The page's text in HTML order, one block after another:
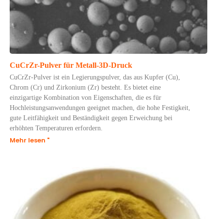
CuCrZr-Pulver für Metall-3D-Druck
CuCrZr-Pulver ist ein Legierungspulver, das aus Kupfer (Cu),
Chrom (Cr) und Zirkonium (Zr) besteht. Es bietet eine
einzigartige Kombination von Eigenschaften, die es für
Hochleistungsanwendungen geeignet machen, die hohe Festigkeit,
gute Leitfähigkeit und Beständigkeit gegen Erweichung bei
erhöhten Temperaturen erfordern.
Mehr lesen "